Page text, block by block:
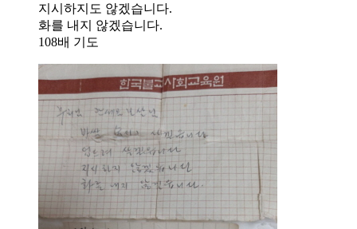
지시하지도 않겠습니다.
화를 내지 않겠습니다.
108배 기도